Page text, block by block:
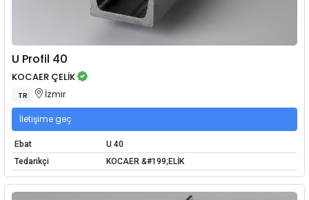
U Profil 40
KOCAER ÇELİK
TR İzmir
İletişime geç
Ebat
U 40
Tedarikçi
KOCAER &#199;ELİK